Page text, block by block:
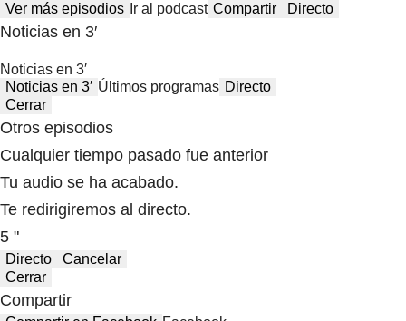
23/08/2024- 01:38:13
Ver más episodios
Noticias en 3′
Noticias en 3′
Noticias en 3′
Cerrar
Otros episodios
Cualquier tiempo pasado fue anterior
Tu audio se ha acabado.
Te redirigiremos al directo.
5 "
Directo
Cerrar